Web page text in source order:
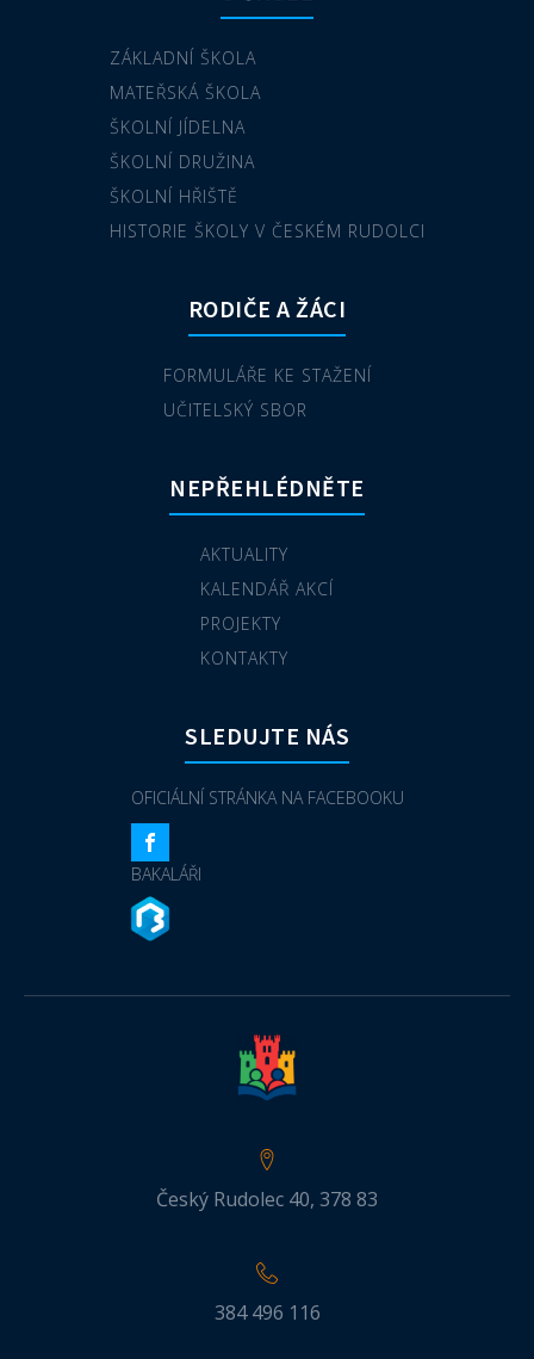
ZÁKLADNÍ ŠKOLA
MATEŘSKÁ ŠKOLA
ŠKOLNÍ JÍDELNA
ŠKOLNÍ DRUŽINA
ŠKOLNÍ HŘIŠTĚ
HISTORIE ŠKOLY V ČESKÉM RUDOLCI
RODIČE A ŽÁCI
FORMULÁŘE KE STAŽENÍ
UČITELSKÝ SBOR
NEPŘEHLÉDNĚTE
AKTUALITY
KALENDÁŘ AKCÍ
PROJEKTY
KONTAKTY
SLEDUJTE NÁS
OFICIÁLNÍ STRÁNKA NA FACEBOOKU
BAKALÁŘI
Český Rudolec 40, 378 83
384 496 116